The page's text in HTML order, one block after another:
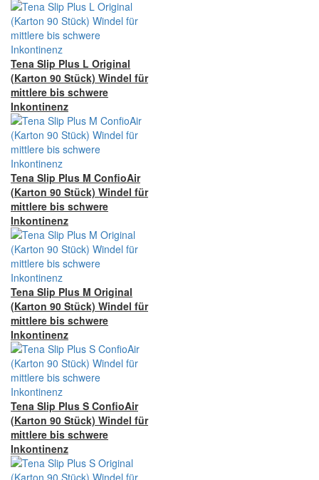
Tena Slip Plus L Original
(Karton 90 Stück) Windel für
mittlere bis schwere
Inkontinenz
Tena Slip Plus M ConfioAir
(Karton 90 Stück) Windel für
mittlere bis schwere
Inkontinenz
Tena Slip Plus M Original
(Karton 90 Stück) Windel für
mittlere bis schwere
Inkontinenz
Tena Slip Plus S ConfioAir
(Karton 90 Stück) Windel für
mittlere bis schwere
Inkontinenz